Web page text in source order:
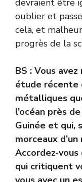
oublier et
cela, et
progrès de la
BS : Vous
étude récente
métalliques
l’océan près
Guinée et qui,
morceaux
Accordez-
qui critiquent